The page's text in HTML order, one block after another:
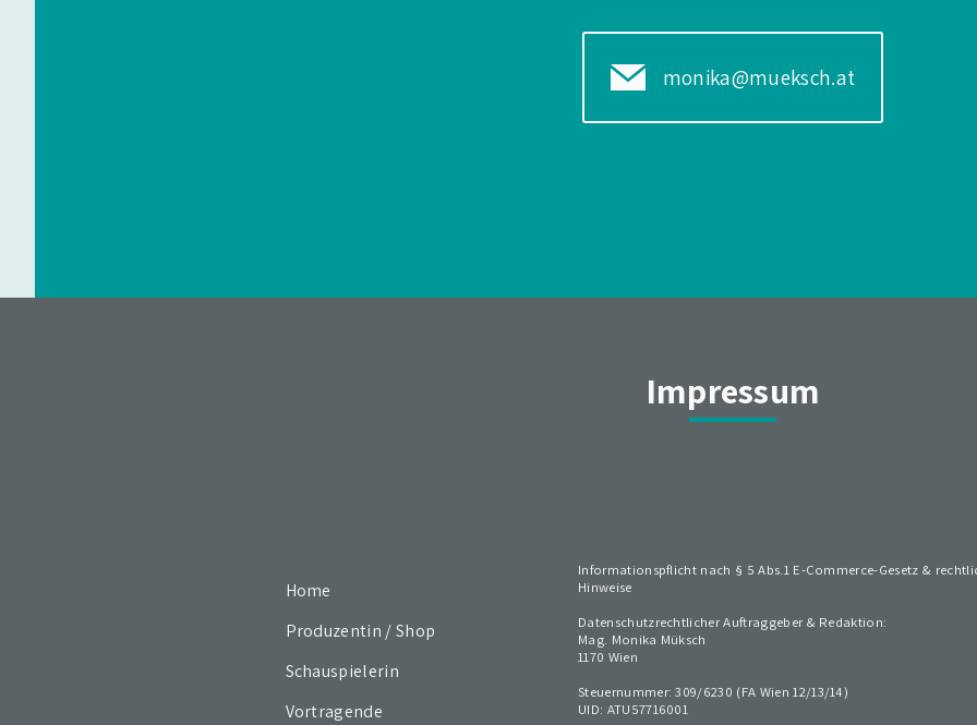
monika@mueksch.at
Impressum
Home
Produzentin / Shop
Schauspielerin
Vortragende
Informationspflicht nach § 5 Abs.1 E-Commerce-Gesetz &
Hinweise
Datenschutzrechtlicher Auftraggeber & Redaktion:
Mag. Monika Müksch
1170 Wien
Steuernummer: 309/6230 (FA Wien 12/13/14)
UID: ATU57716001